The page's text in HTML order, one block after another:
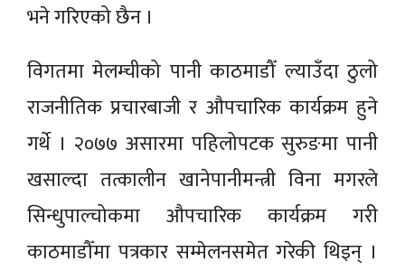
भने गरिएको छैन ।
विगतमा मेलम्चीको पानी काठमाडौँ ल्याउँदा ठुलो
राजनीतिक प्रचारबाजी र औपचारिक कार्यक्रम हुने
गर्थे । २०७७ असारमा पहिलोपटक सुरुङमा पानी
खसाल्दा तत्कालीन खानेपानीमन्त्री विना मगरले
सिन्धुपाल्चोकमा औपचारिक कार्यक्रम गरी
काठमाडौँमा पत्रकार सम्मेलनसमेत गरेकी थिइन् ।